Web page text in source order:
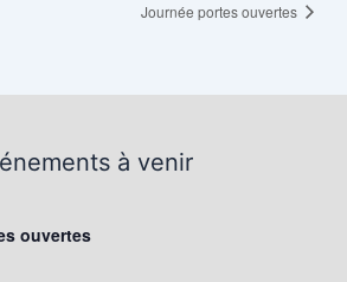
Journée portes ouvertes
à venir
ouvertes